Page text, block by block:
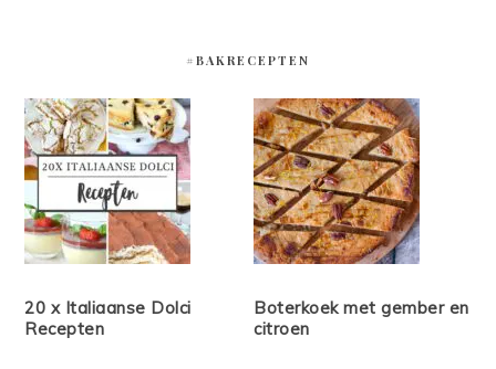
#BAKRECEPTEN
20 x Italiaanse Dolci
Recepten
Boterkoek met gember en
citroen